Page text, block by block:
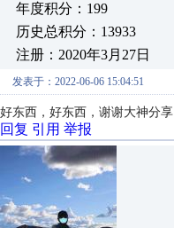
年度积分：199
历史总积分：13933
注册：2020年3月27日
发表于：2022-06-06 15:04:51
好东西，好东西，谢谢大神分享
回复 引用 举报